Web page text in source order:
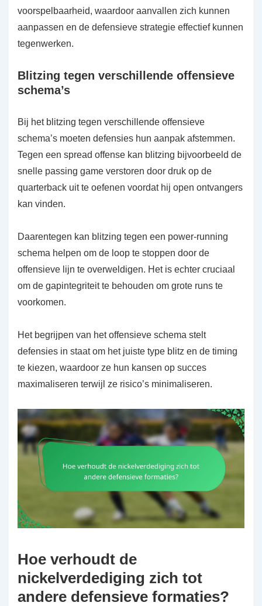
voorspelbaarheid, waardoor aanvallen zich kunnen
aanpassen en de defensieve strategie effectief kunnen
tegenwerken.
Blitzing tegen verschillende offensieve
schema’s
Bij het blitzing tegen verschillende offensieve
schema’s moeten defensies hun aanpak afstemmen.
Tegen een spread offense kan blitzing bijvoorbeeld de
snelle passing game verstoren door druk op de
quarterback uit te oefenen voordat hij open ontvangers
kan vinden.
Daarentegen kan blitzing tegen een power-running
schema helpen om de loop te stoppen door de
offensieve lijn te overweldigen. Het is echter cruciaal
om de gapintegriteit te behouden om grote runs te
voorkomen.
Het begrijpen van het offensieve schema stelt
defensies in staat om het juiste type blitz en de timing
te kiezen, waardoor ze hun kansen op succes
maximaliseren terwijl ze risico’s minimaliseren.
Hoe verhoudt de
nickelverdediging zich tot
andere defensieve formaties?